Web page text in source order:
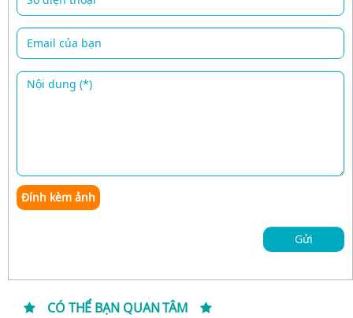
Đính kèm ảnh
Gửi
CÓ THỂ BẠN QUAN TÂM